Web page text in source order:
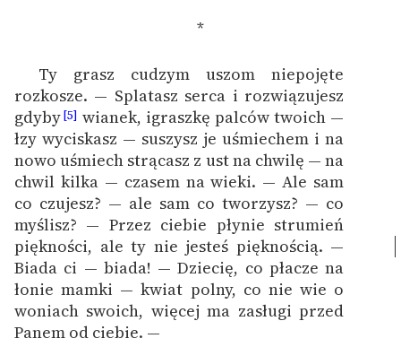
O nas
Kontakt
O projekcie
Zespół
Zasady wykorzystania
Wolnych Lektur
Logotypy
Materiały promocyjne
*
Ty grasz cudzym uszom niepojęte
rozkosze. — Splatasz serca i rozwiązujesz
gdyby[5] wianek, igraszkę palców twoich —
łzy wyciskasz — suszysz je uśmiechem i na
nowo uśmiech strącasz z ust na chwilę — na
chwil kilka — czasem na wieki. — Ale sam
co czujesz? — ale sam co tworzysz? — co
myślisz? — Przez ciebie płynie strumień
piękności, ale ty nie jesteś pięknością. —
Biada ci — biada! — Dziecię, co płacze na
łonie mamki — kwiat polny, co nie wie o
woniach swoich, więcej ma zasługi przed
Panem od ciebie. —